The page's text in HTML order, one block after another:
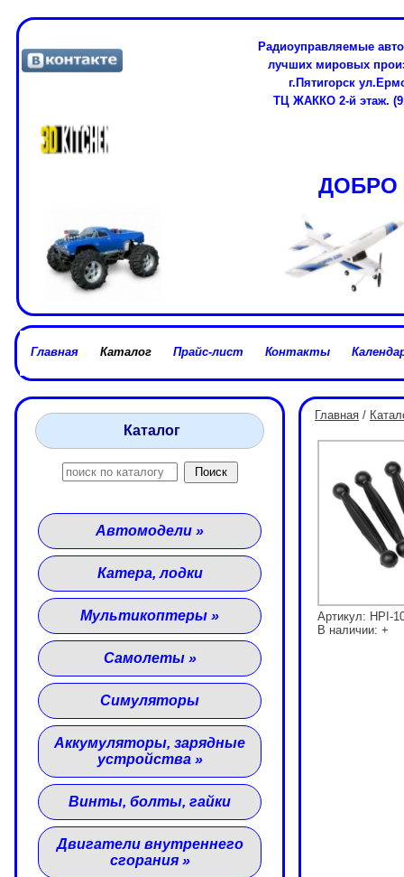
Радиоуправляемые
лучших мировых
г.Пятигорск
ТЦ ЖАККО 2-й этаж.
Главная Каталог Прайс-лист Контакты
Каталог
Автомодели »
Катера, лодки
Мультикоптеры »
Самолеты»
Симуляторы
Аккумуляторы, зарядные
устройства»
Винты, болты, гайки
Двигатели внутреннего
сгорания»
Главная /
Артикул: HPI-
В наличии: +